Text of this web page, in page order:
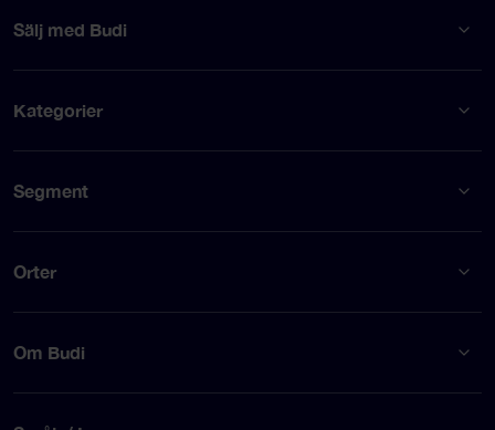
Sälj med Budi
Kategorier
Segment
Orter
Om Budi